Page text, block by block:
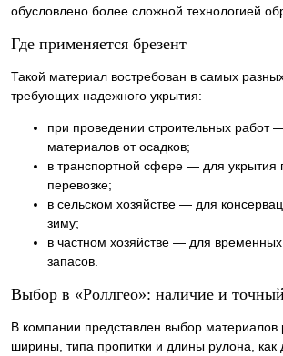
обусловлено более сложной технологией
Где применяется брезент
Такой материал востребован в самых
требующих надежного укрытия:
при проведении строительных работ
материалов от осадков;
в транспортной сфере — для укрытия
перевозке;
в сельском хозяйстве — для
зиму;
в частном хозяйстве — для
запасов.
Выбор в «Роллгео»: наличие и
В компании представлен выбор материалов
ширины, типа пропитки и длины рулона, как